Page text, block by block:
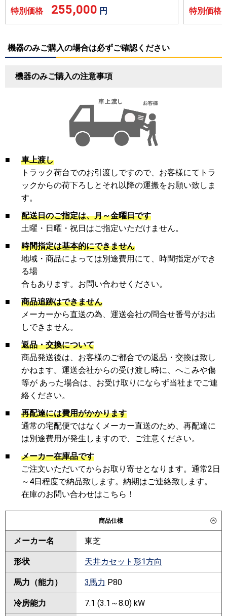
特別価格 255,000 円 特別価
機器のみご購入の場合は必ずご確認ください
機器のみご購入の注意事項
■
車上渡し
トラック荷台でのお引渡しですので、お客様にてトラ
ックからの荷下ろしとそれ以降の運搬をお願い致しま
す。
■
配送日のご指定は、月～金曜日です
土曜・日曜・祝日はご指定いただけません。
■
時間指定は基本的にできません
地域・商品によっては別途費用にて、時間指定ができ
る場
合もあります。お問い合わせください。
■
商品追跡はできません
メーカーから直送の為、運送会社の問合せ番号がお出
しできません。
■
返品・交換について
商品発送後は、お客様のご都合での返品・交換は致し
かねます。運送会社からの受け渡し時に、へこみや傷
等が あった場合は、お受け取りにならず当社までご連
絡ください。
■
再配達には費用がかかります
通常の宅配便ではなくメーカー直送のため、再配達に
は別途費用が発生しますので、ご注意ください。
■
メーカー在庫品です
ご注文いただいてからお取り寄せとなります。通常2日
～4日程度で納品致します。納期はご連絡致します。
在庫のお問い合わせはこちら！
商品仕様
メーカー名 東芝
形状 天井カセット形1方向
馬力（能力） 3馬力 P80
冷房能力 7.1 (3.1～8.0) kW